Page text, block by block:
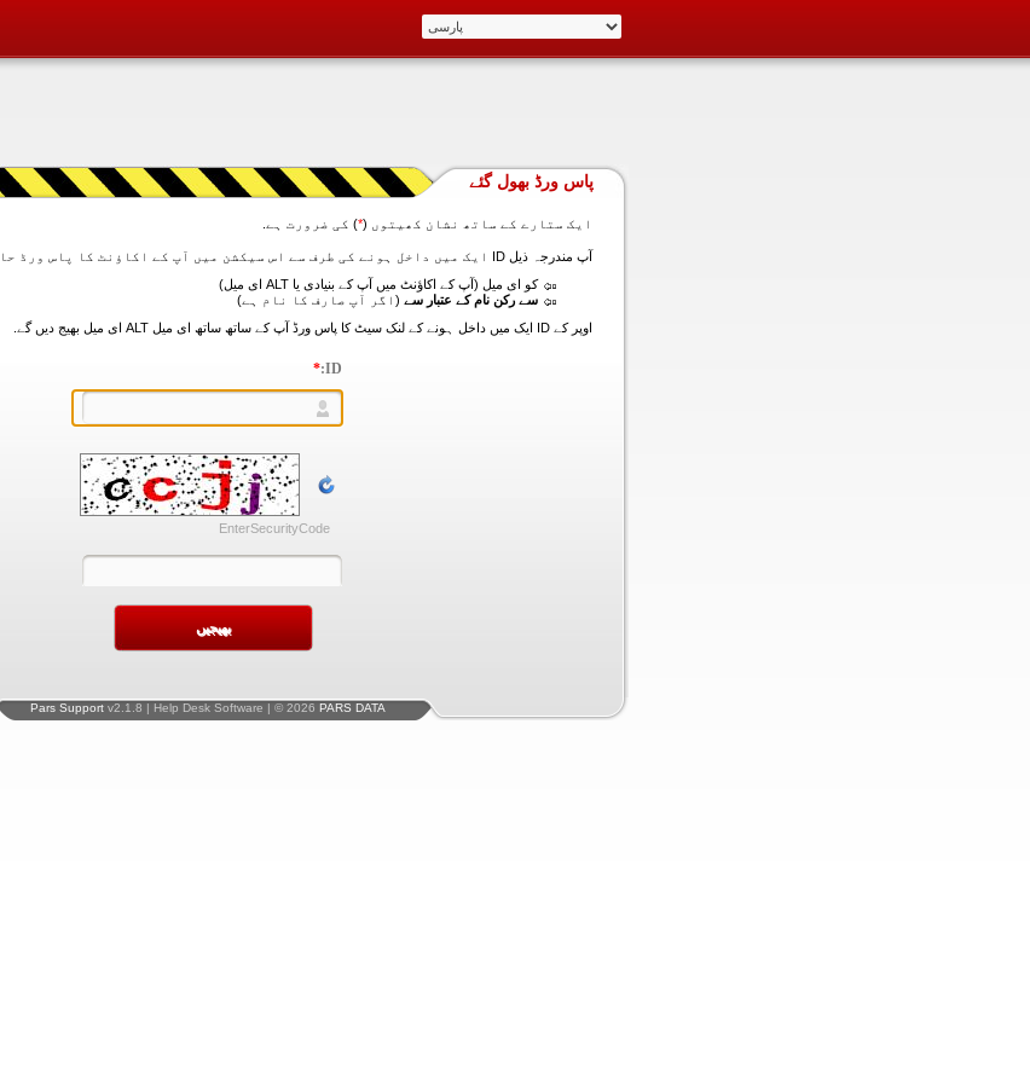
پاس ورڈ بھول گئے
ایک ستارے کے ساتھ نشان کھیتوں (*) کی ضرورت ہے.
آپ مندرجہ ذیل ID ایک میں داخل ہونے کی طرف سے اس سیکشن میں آپ کے اکاؤنٹ کا پاس ورڈ حاصل کر سکتے ہیں:
کو ای میل (آپ کے اکاؤنٹ میں آپ کے بنیادی یا ALT ای میل)
سے رکن نام کے عتبار سے (اگر آپ صارف کا نام ہے)
اوپر کے ID ایک میں داخل ہونے کے لنک سیٹ کا پاس ورڈ آپ کے ساتھ ساتھ ای میل ALT ای میل بھیج دیں گے.
ID:
*
EnterSecurityCode
Pars Support v2.1.8 | Help Desk Software | © 2026 PARS DATA